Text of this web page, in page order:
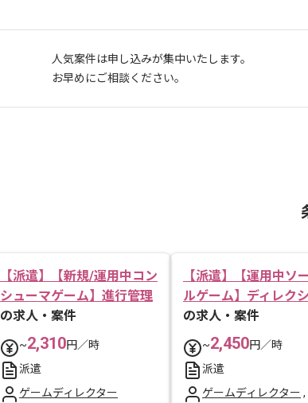
人気案件は申し込みが集中いたします。
お早めにご相談ください。
【派遣】【新規/運用中コン
シューマゲーム】進行管理
の求人・案件
~2,310円／時
派遣
ゲームディレクター
【派遣】【運用中ソ
ルゲーム】ディレク
の求人・案件
~2,450円／時
派遣
ゲームディレクター ,